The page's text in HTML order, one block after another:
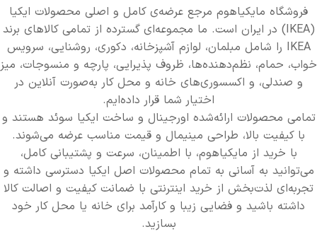
فروشگاه مایکیاهوم مرجع عرضه‌ی کامل و اصلی محصولات ایکیا
(IKEA) در ایران است. ما مجموعه‌ای گسترده از تمامی کالاهای برند
IKEA را شامل مبلمان، لوازم آشپزخانه، دکوری، روشنایی، سرویس
خواب، حمام، نظم‌دهنده‌ها، ظروف پذیرایی، پارچه و منسوجات، میز
و صندلی، و اکسسوری‌های خانه و محل کار به‌صورت آنلاین در
اختیار شما قرار داده‌ایم.
تمامی محصولات ارائه‌شده اورجینال و ساخت ایکیا سوئد هستند و
با کیفیت بالا، طراحی مینیمال و قیمت مناسب عرضه می‌شوند.
با خرید از مایکیاهوم، با اطمینان، سرعت و پشتیبانی کامل،
می‌توانید به آسانی به تمام محصولات اصل ایکیا دسترسی داشته و
تجربه‌ای لذت‌بخش از خرید اینترنتی با ضمانت کیفیت و اصالت کالا
داشته باشید و فضایی زیبا و کارآمد برای خانه یا محل کار خود
بسازید.